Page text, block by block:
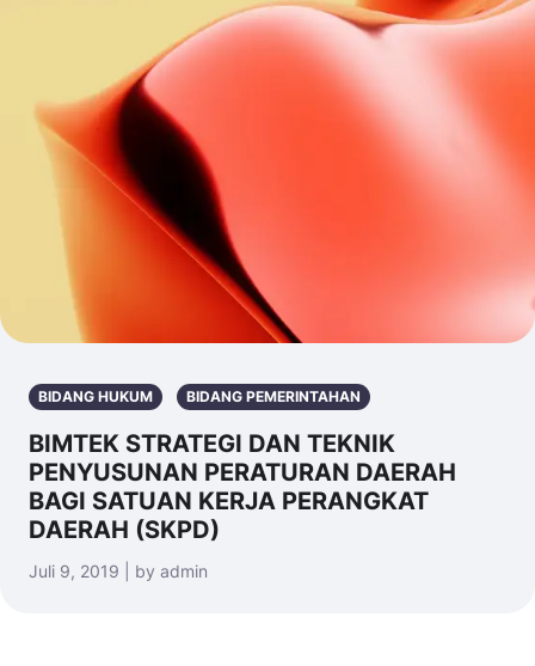
BIDANG HUKUM BIDANG PEMERINTAHAN
BIMTEK STRATEGI DAN TEKNIK
PENYUSUNAN PERATURAN DAERAH
BAGI SATUAN KERJA PERANGKAT
DAERAH (SKPD)
Juli 9, 2019 | by admin